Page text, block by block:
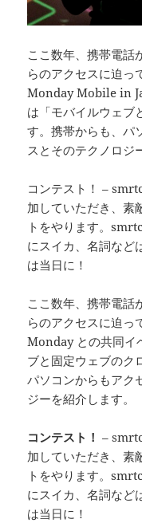
ここ数年、携帯電話
らのアクセスに迫
Monday Mobile in
は「モバイルウェブ
す。携帯からも、パ
スとそのテクノロジ
コンテスト！ –
加していただき、素
トをやります。
にスイカ、名詞など
は当日に！
ここ数年、携帯電話
らのアクセスに迫
Monday との共同イ
ブと固定ウェブのク
パソコンからもアク
ジーを紹介します。
コンテスト！ –
加していただき、素
トをやります。
にスイカ、名詞など
は当日に！